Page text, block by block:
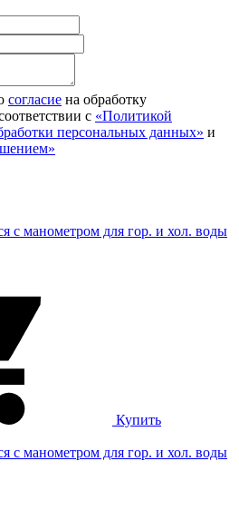
согласие на обработку
с «Политикой
персональных данных» и
с манометром для гор. и хол. воды
Купить
с манометром для гор. и хол. воды